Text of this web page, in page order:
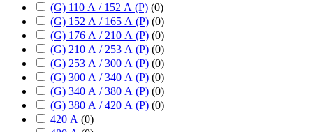
(G) 110 А / 152 А (P) (0)
(G) 152 А / 165 А (P) (0)
(G) 176 А / 210 А (P) (0)
(G) 210 А / 253 А (P) (0)
(G) 253 А / 300 А (P) (0)
(G) 300 А / 340 А (P) (0)
(G) 340 А / 380 А (P) (0)
(G) 380 А / 420 А (P) (0)
420 А (0)